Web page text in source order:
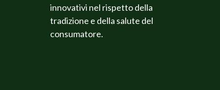
innovativi nel rispetto della
tradizione e della salute del
consumatore.